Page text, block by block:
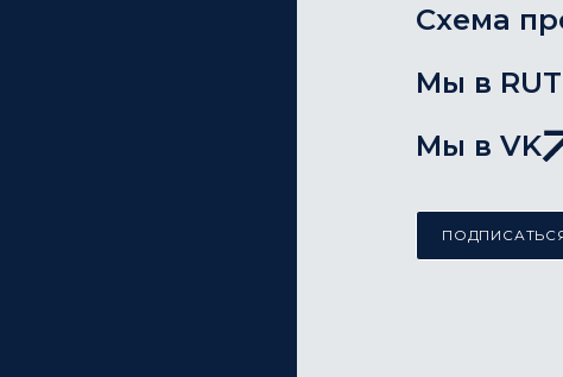
Схема
Мы в
Мы в VK